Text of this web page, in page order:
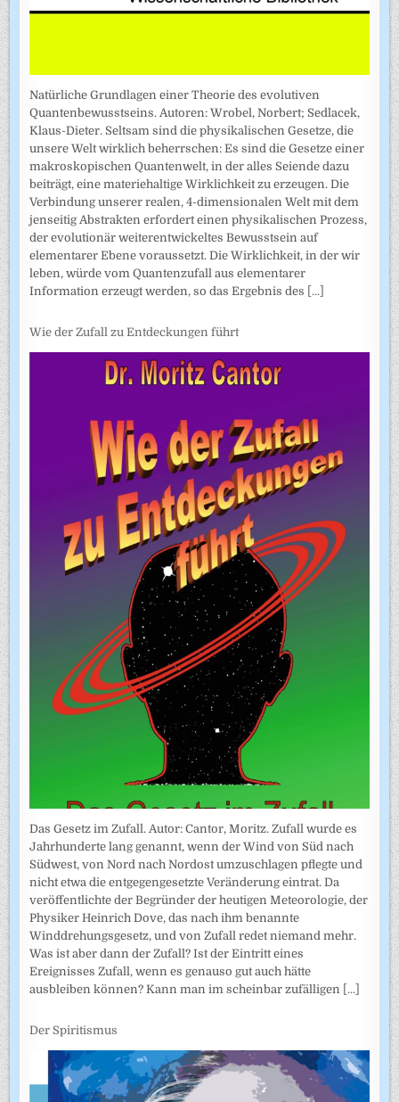
Natürliche Grundlagen einer Theorie des evolutiven
Quantenbewusstseins. Autoren: Wrobel, Norbert; Sedlacek,
Klaus-Dieter. Seltsam sind die physikalischen Gesetze, die
unsere Welt wirklich beherrschen: Es sind die Gesetze einer
makroskopischen Quantenwelt, in der alles Seiende dazu
beiträgt, eine materiehaltige Wirklichkeit zu erzeugen. Die
Verbindung unserer realen, 4-dimensionalen Welt mit dem
jenseitig Abstrakten erfordert einen physikalischen Prozess,
der evolutionär weiterentwickeltes Bewusstsein auf
elementarer Ebene voraussetzt. Die Wirklichkeit, in der wir
leben, würde vom Quantenzufall aus elementarer
Information erzeugt werden, so das Ergebnis des [...]
Wie der Zufall zu Entdeckungen führt
Das Gesetz im Zufall. Autor: Cantor, Moritz. Zufall wurde es
Jahrhunderte lang genannt, wenn der Wind von Süd nach
Südwest, von Nord nach Nordost umzuschlagen pflegte und
nicht etwa die entgegengesetzte Veränderung eintrat. Da
veröffentlichte der Begründer der heutigen Meteorologie, der
Physiker Heinrich Dove, das nach ihm benannte
Winddrehungsgesetz, und von Zufall redet niemand mehr.
Was ist aber dann der Zufall? Ist der Eintritt eines
Ereignisses Zufall, wenn es genauso gut auch hätte
ausbleiben können? Kann man im scheinbar zufälligen [...]
Der Spiritismus